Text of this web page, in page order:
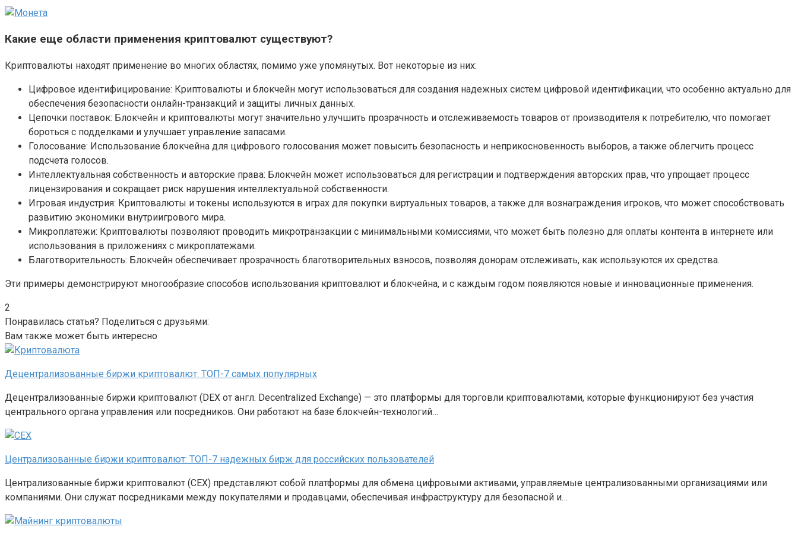
Какие еще области применения криптовалют существуют?
Криптовалюты находят применение во многих областях, помимо уже упомянутых. Вот некоторые из них:
Цифровое идентифицирование: Криптовалюты и блокчейн могут использоваться для создания надежных систем цифровой идентификации, что особенно актуально для
обеспечения безопасности онлайн-транзакций и защиты личных данных.
Цепочки поставок: Блокчейн и криптовалюты могут значительно улучшить прозрачность и отслеживаемость товаров от производителя к потребителю, что помогает
бороться с подделками и улучшает управление запасами.
Голосование: Использование блокчейна для цифрового голосования может повысить безопасность и неприкосновенность выборов, а также облегчить процесс
подсчета голосов.
Интеллектуальная собственность и авторские права: Блокчейн может использоваться для регистрации и подтверждения авторских прав, что упрощает процесс
лицензирования и сокращает риск нарушения интеллектуальной собственности.
Игровая индустрия: Криптовалюты и токены используются в играх для покупки виртуальных товаров, а также для вознаграждения игроков, что может способствовать
развитию экономики внутриигрового мира.
Микроплатежи: Криптовалюты позволяют проводить микротранзакции с минимальными комиссиями, что может быть полезно для оплаты контента в интернете или
использования в приложениях с микроплатежами.
Благотворительность: Блокчейн обеспечивает прозрачность благотворительных взносов, позволяя донорам отслеживать, как используются их средства.
Эти примеры демонстрируют многообразие способов использования криптовалют и блокчейна, и с каждым годом появляются новые и инновационные применения.
2
Понравилась статья? Поделиться с друзьями:
Вам также может быть интересно
Децентрализованные биржи криптовалют: ТОП-7 самых популярных
Децентрализованные биржи криптовалют (DEX от англ. Decentralized Exchange) — это платформы для торговли криптовалютами, которые функционируют без участия
центрального органа управления или посредников. Они работают на базе блокчейн-технологий…
Централизованные биржи криптовалют: ТОП-7 надежных бирж для российских пользователей
Централизованные биржи криптовалют (CEX) представляют собой платформы для обмена цифровыми активами, управляемые централизованными организациями или
компаниями. Они служат посредниками между покупателями и продавцами, обеспечивая инфраструктуру для безопасной и…